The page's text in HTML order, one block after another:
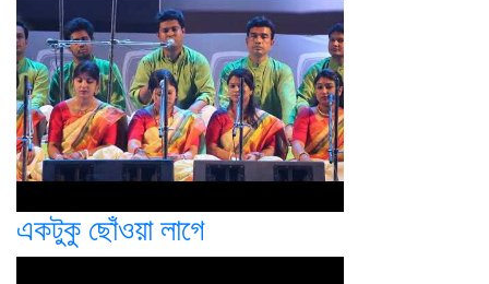
একটুকু ছোঁওয়া লাগে